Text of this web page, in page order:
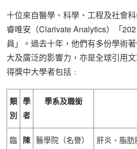
十位來自醫學、科學、工程及社會
睿唯安（Clarivate Analytics）「
員」。過去十年，他們有多份學術
大及廣泛的影響力，亦是全球引用
得獎中大學者包括﹕
類
別
學
者
學系及職銜
臨
陳
醫學院（名譽）
肝炎、脂肪